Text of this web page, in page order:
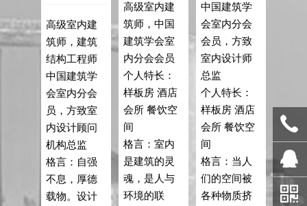
高级室内建
筑师，建筑
结构工程师
中国建筑学
会室内分会
员，方致室
内设计顾问
机构总监
格言：自强
不息，厚德
载物。设计
高级室内建
筑师，中国
建筑学会室
内分会会员
个人特长：
样板房 酒店
会所 餐饮空
间
格言：室内
是建筑的灵
魂，是人与
环境的联
中国建筑学
会室内分会
会员，方致
室内设计师
总监
个人特长：
样板房 酒店
会所 餐饮空
间
格言：当人
们的空间被
各种物质挤